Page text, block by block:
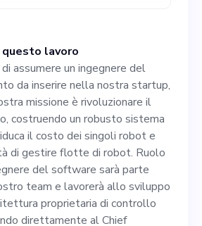
sviluppo della
di controllo
al Chief
Officer, avrai il
progettare,
questo lavoro
assumere un ingegnere del
da inserire nella nostra startup,
missione è rivoluzionare il
costruendo un robusto sistema
il costo dei singoli robot e
di gestire flotte di robot. Ruolo
del software sarà parte
team e lavorerà allo sviluppo
proprietaria di controllo
direttamente al Chief